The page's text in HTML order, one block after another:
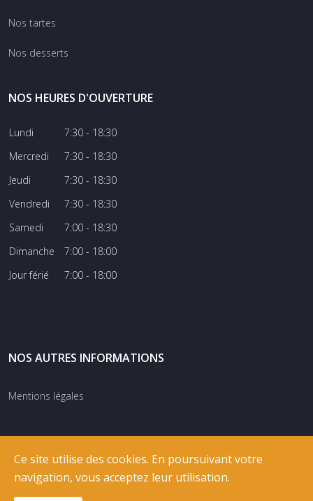
Nos tartes
Nos desserts
NOS HEURES D'OUVERTURE
Lundi
Mercredi
Jeudi
Vendredi
Samedi
Dimanche
Jour férié
7:30 - 18:30
7:30 - 18:30
7:30 - 18:30
7:30 - 18:30
7:00 - 18:30
7:00 - 18:00
7:00 - 18:00
NOS AUTRES INFORMATIONS
Mentions légales
Ce site utilise des cookies. En poursuivant votre
navigation, vous acceptez leur utilisation.